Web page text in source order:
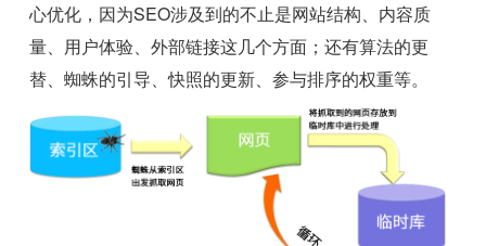
心优化，因为SEO涉及到的不止是网站结构、内容质
量、用户体验、外部链接这几个方面；还有算法的更
替、蜘蛛的引导、快照的更新、参与排序的权重等。